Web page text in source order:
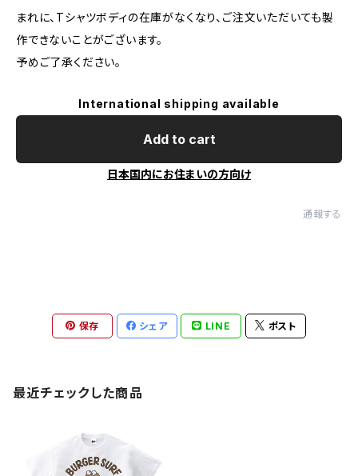
まれに、Tシャツボディの在庫がなくなり、ご注文いただいても製
作できないことがございます。
予めご了承ください。
International shipping available
Add to cart
日本国内にお住まいの方向け
通報する
保存 シェア LINE ポスト
最近チェックした商品